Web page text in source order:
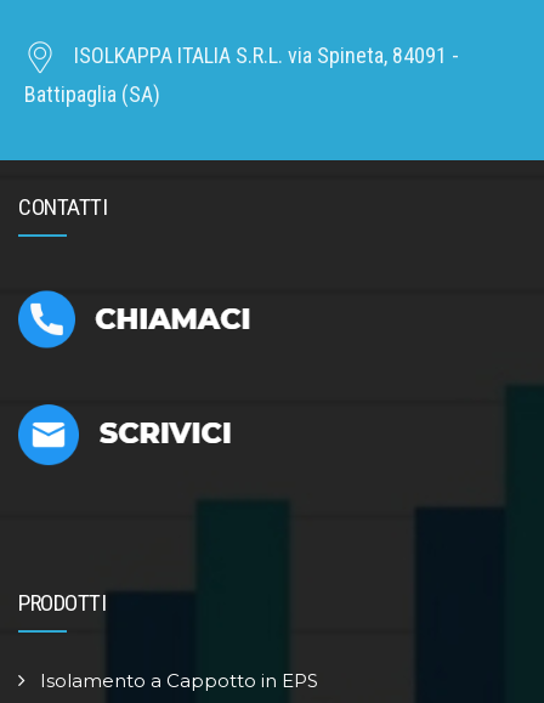
ISOLKAPPA ITALIA S.R.L. via Spineta, 84091 -
Battipaglia (SA)
CONTATTI
PRODOTTI
Isolamento a Cappotto in EPS